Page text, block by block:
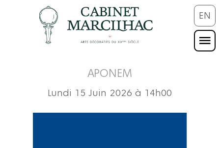
EN
APONEM
Lundi 15 Juin 2026 à 14h00